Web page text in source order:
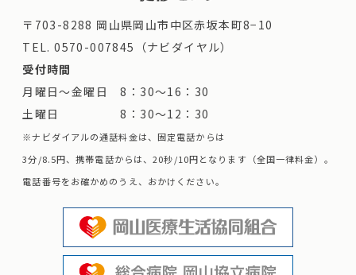
〒703-8288 岡山県岡山市中区赤坂本町8−10
TEL.0570-007845（ナビダイヤル）
受付時間
月曜日～金曜日 8：30～16：30
土曜日 8：30～12：30
※ナビダイアルの通話料金は、固定電話からは
3分/8.5円、携帯電話からは、20秒/10円となります（全国一律料金）。
電話番号をお確かめのうえ、おかけください。